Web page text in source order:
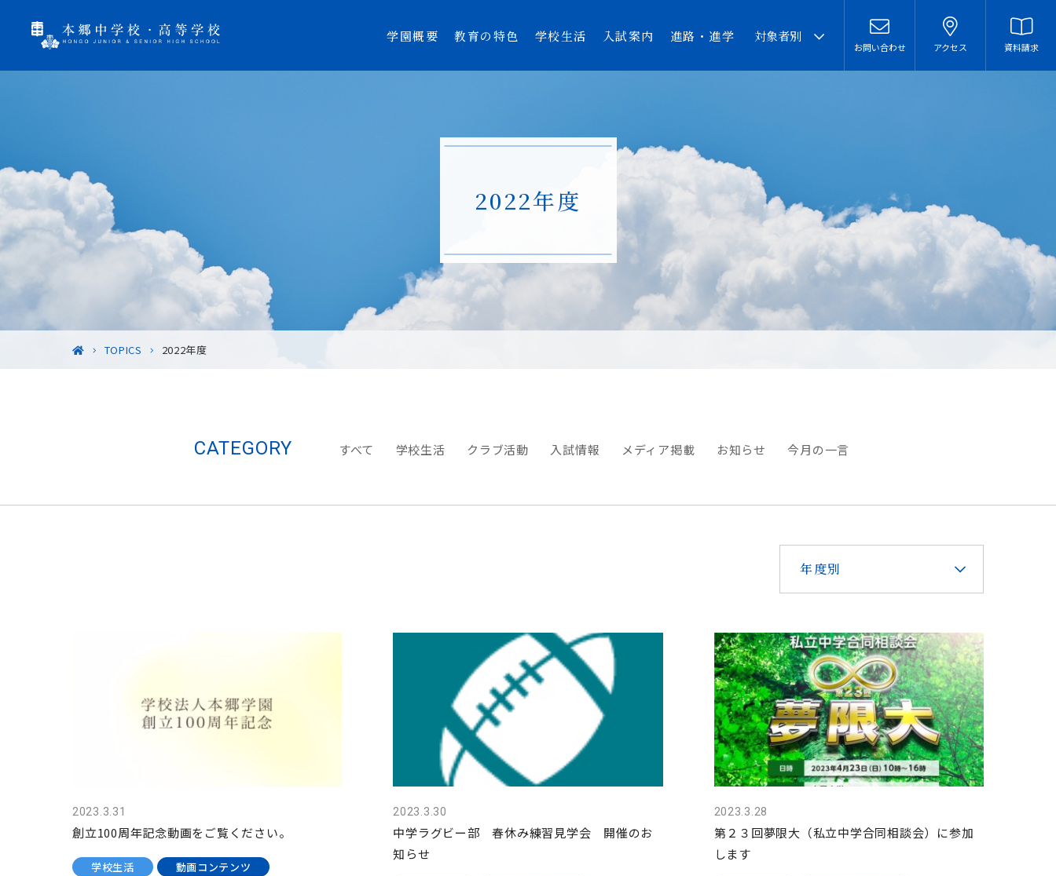
学園概要 教育の特色 学校生活 入試案内 進路・進学 対象者別
在校生・保護者の皆様へ
本校での勤務を希望される
方へ
お問い合わせ アクセス 資料請求
2022年度
TOPICS 2022年度
CATEGORY すべて 学校生活 クラブ活動 入試情報 メディア掲載 お知らせ 今月の一言
年度別
2023.3.31
創立100周年記念動画をご覧ください。
学校生活 動画コンテンツ
2023.3.30
中学ラグビー部 春休み練習見学会 開催のお
知らせ
2023.3.28
第２３回夢限大（私立中学合同相談会）に参加
します